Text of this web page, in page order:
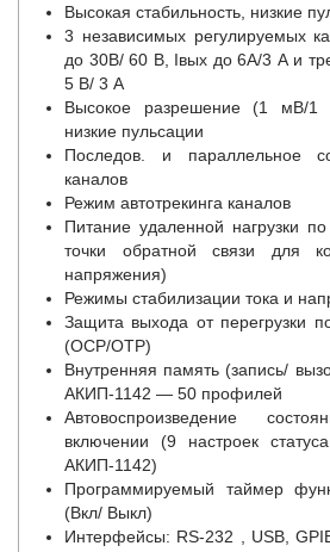
Высокая стабильность, низкие
3 независимых регулируемых
до 30В/ 60 В, Iвых до 6А/3 А и
5 В/ 3 А
Высокое разрешение (1 мВ/1
низкие пульсации
Последов. и параллельное
каналов
Режим автотрекинга каналов
Питание удаленной нагрузки
точки обратной связи для
напряжения)
Режимы стабилизации тока и
Защита выхода от перегрузки
(OCP/OTP)
Внутренняя память (запись/
АКИП-1142 — 50 профилей
Автовоспроизведение
включении (9 настроек
АКИП-1142)
Программируемый таймер
(Вкл/ Выкл)
Интерфейсы: RS-232 , USB,